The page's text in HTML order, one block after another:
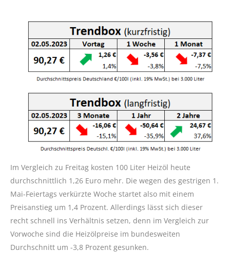
Im Vergleich zu Freitag kosten 100 Liter Heizöl heute
durchschnittlich 1,26 Euro mehr. Die wegen des gestrigen 1.
Mai-Feiertags verkürzte Woche startet also mit einem
Preisanstieg um 1,4 Prozent. Allerdings lässt sich dieser
recht schnell ins Verhältnis setzen, denn im Vergleich zur
Vorwoche sind die Heizölpreise im bundesweiten
Durchschnitt um -3,8 Prozent gesunken.